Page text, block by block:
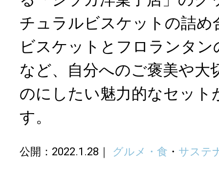
チュラルビスケットの詰め
ビスケットとフロランタ
など、自分へのご褒美や大
のにしたい魅力的なセット
す。
公開：2022.1.28 グルメ・食 ・ サステ